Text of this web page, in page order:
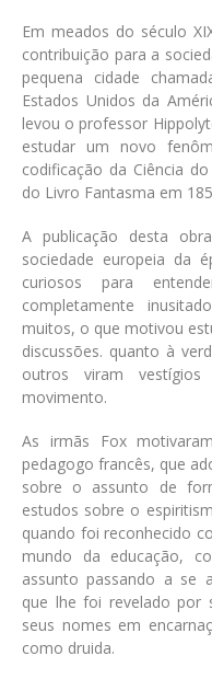
Em meados do século
contribuição para a
pequena cidade
Estados Unidos da
levou o professor
estudar um novo
codificação da Ciência
do Livro Fantasma em
A publicação desta
sociedade europeia da
curiosos para
completamente
muitos, o que motivou
discussões. quanto à
outros viram
movimento.
As irmãs Fox
pedagogo francês, que
sobre o assunto de
estudos sobre o
quando foi reconhecido
mundo da educação,
assunto passando a se
que lhe foi revelado por
seus nomes em
como druida.